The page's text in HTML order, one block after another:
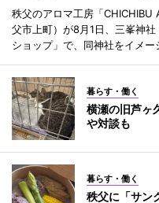
秩父のアロマ工房「CHICHIBU
父市上町）が8月1日、三峯神
ショップ」で、同神社をイメー
暮らす・働く
横瀬の旧芦ヶ
や対談も
暮らす・働く
秩父に「サン